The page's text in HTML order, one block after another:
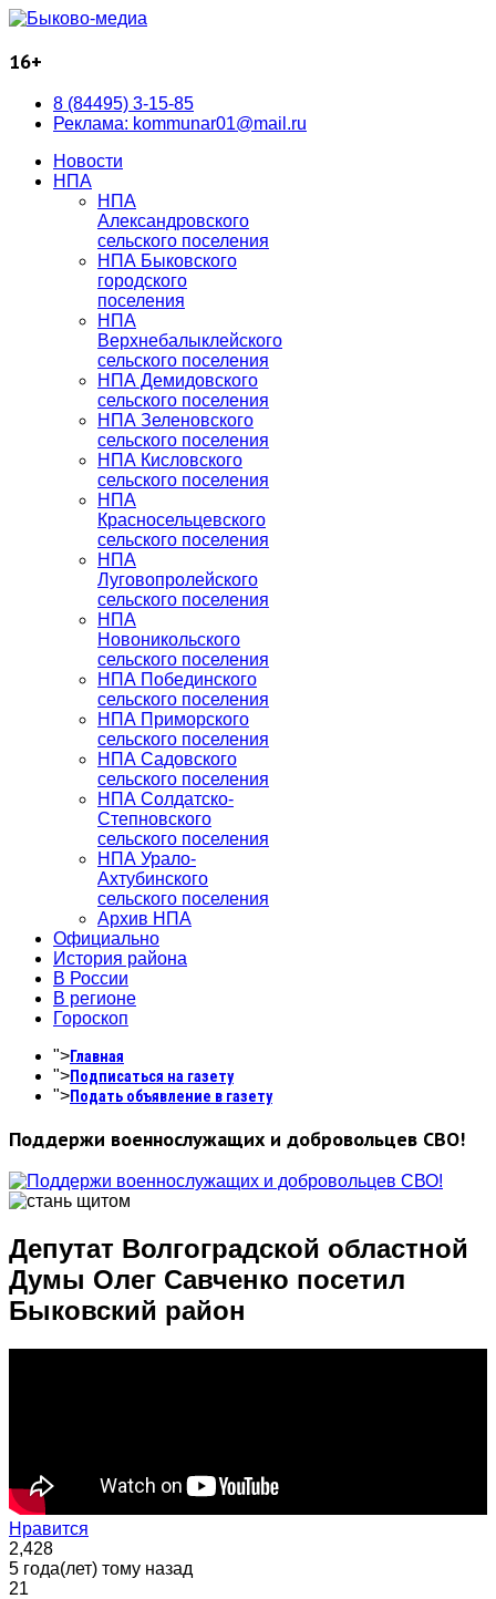
16+
8 (84495) 3-15-85
Реклама: kommunar01@mail.ru
Новости
НПА
НПА
Александровского
сельского поселения
НПА Быковского
городского
поселения
НПА
Верхнебалыклейского
сельского поселения
НПА Демидовского
сельского поселения
НПА Зеленовского
сельского поселения
НПА Кисловского
сельского поселения
НПА
Красносельцевского
сельского поселения
НПА
Луговопролейского
сельского поселения
НПА
Новоникольского
сельского поселения
НПА Побединского
сельского поселения
НПА Приморского
сельского поселения
НПА Садовского
сельского поселения
НПА Солдатско-
Степновского
сельского поселения
НПА Урало-
Ахтубинского
сельского поселения
Архив НПА
Официально
История района
В России
В регионе
Гороскоп
">Главная
">Подписаться на газету
">Подать объявление в газету
Поддержи военнослужащих и добровольцев СВО!
Депутат Волгоградской областной
Думы Олег Савченко посетил
Быковский район
Нравится
2,428
5 года(лет) тому назад
21